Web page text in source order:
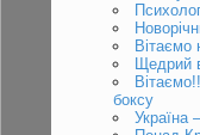
Вітаємо
Щедрий
боксу
Україна